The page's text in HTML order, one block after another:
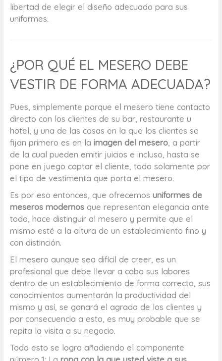
libertad de elegir el diseño adecuado para sus
uniformes.
¿POR QUÉ EL MESERO DEBE
VESTIR DE FORMA ADECUADA?
Pues, simplemente porque el mesero tiene contacto
directo con los clientes de su bar, restaurante u
hotel, y una de las cosas en la que los clientes se
fijan primero es en la imagen del mesero, a partir
de la cual pueden emitir juicios e incluso, hasta se
pone en juego captar el cliente, todo solamente por
el tipo de vestimenta que porta el mesero.
Es por eso entonces, que ofrecemos uniformes de
meseros modernosque representan elegancia ante
todo, hace distinguir al mesero y permite que el
mismo esté a la altura de un establecimiento fino y
con distinción.
El mesero aunque sea difícil de creer, es un
profesional que debe llevar a cabo sus labores
dentro de un establecimiento de forma correcta, sus
conocimientos aumentarán la productividad del
mismo y así, se ganará el agrado de los clientes y
por consecuencia a esto, es muy probable que se
repita la visita a su negocio.
Todo esto se logra añadiendo el componente